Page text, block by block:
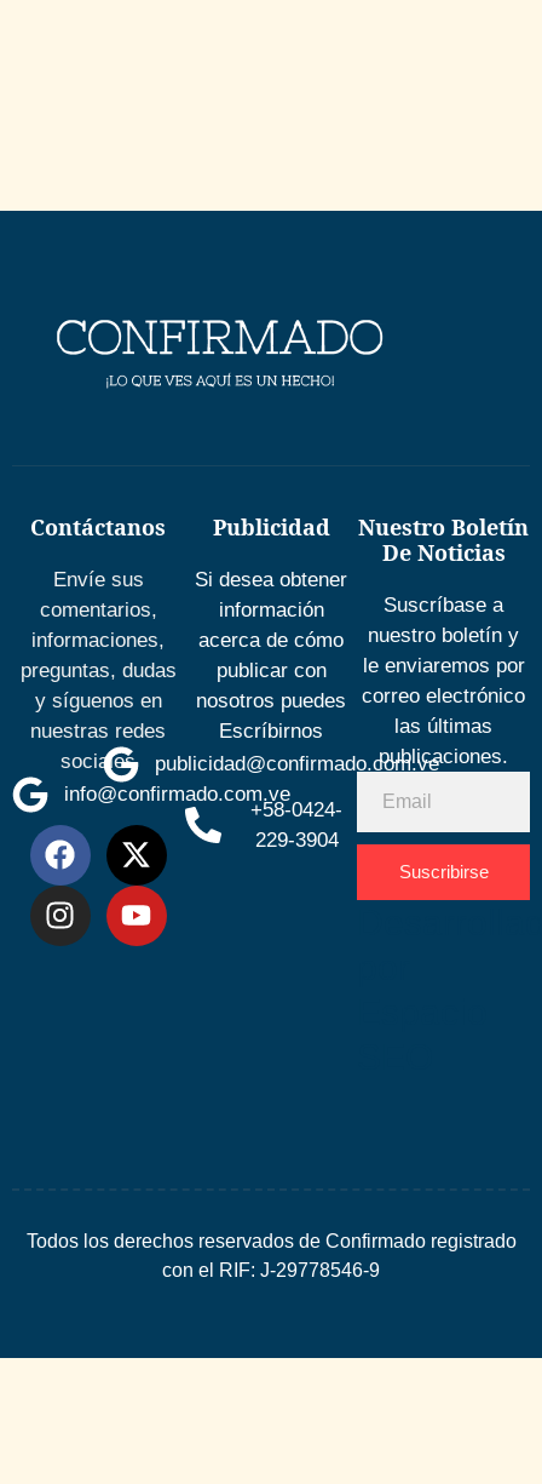
Contáctanos
Envíe sus
comentarios,
informaciones,
preguntas, dudas
y síguenos en
nuestras redes
sociales
info@confirmado.com.ve
Publicidad
Si desea obtener
información
acerca de cómo
publicar con
nosotros puedes
Escríbirnos
publicidad@confirmado.com.ve
+58-0424-
229-3904
Nuestro Boletín
De Noticias
Suscríbase a
nuestro boletín y
le enviaremos por
correo electrónico
las últimas
publicaciones.
Suscribirse
Todos los derechos reservados de Confirmado registrado
con el RIF: J-29778546-9